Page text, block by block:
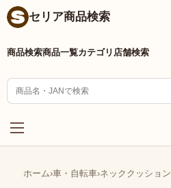
セリア商品検索
商品検索商品一覧カテゴリ 店舗検索
ホーム›車・自転車›ネッククッション